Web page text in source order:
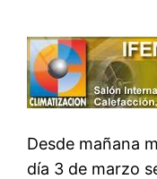
Desde mañana
día 3 de marzo